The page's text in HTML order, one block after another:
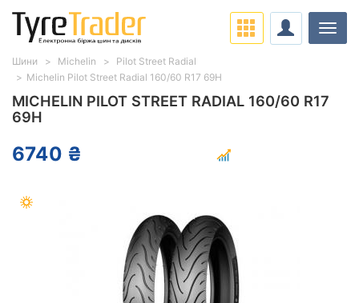
MICHELIN PILOT STREET RADIAL 160/60 R17
69H
6740 ₴
Шини Michelin
Pilot Street Radial
Michelin Pilot Street Radial 160/60 R17 69H